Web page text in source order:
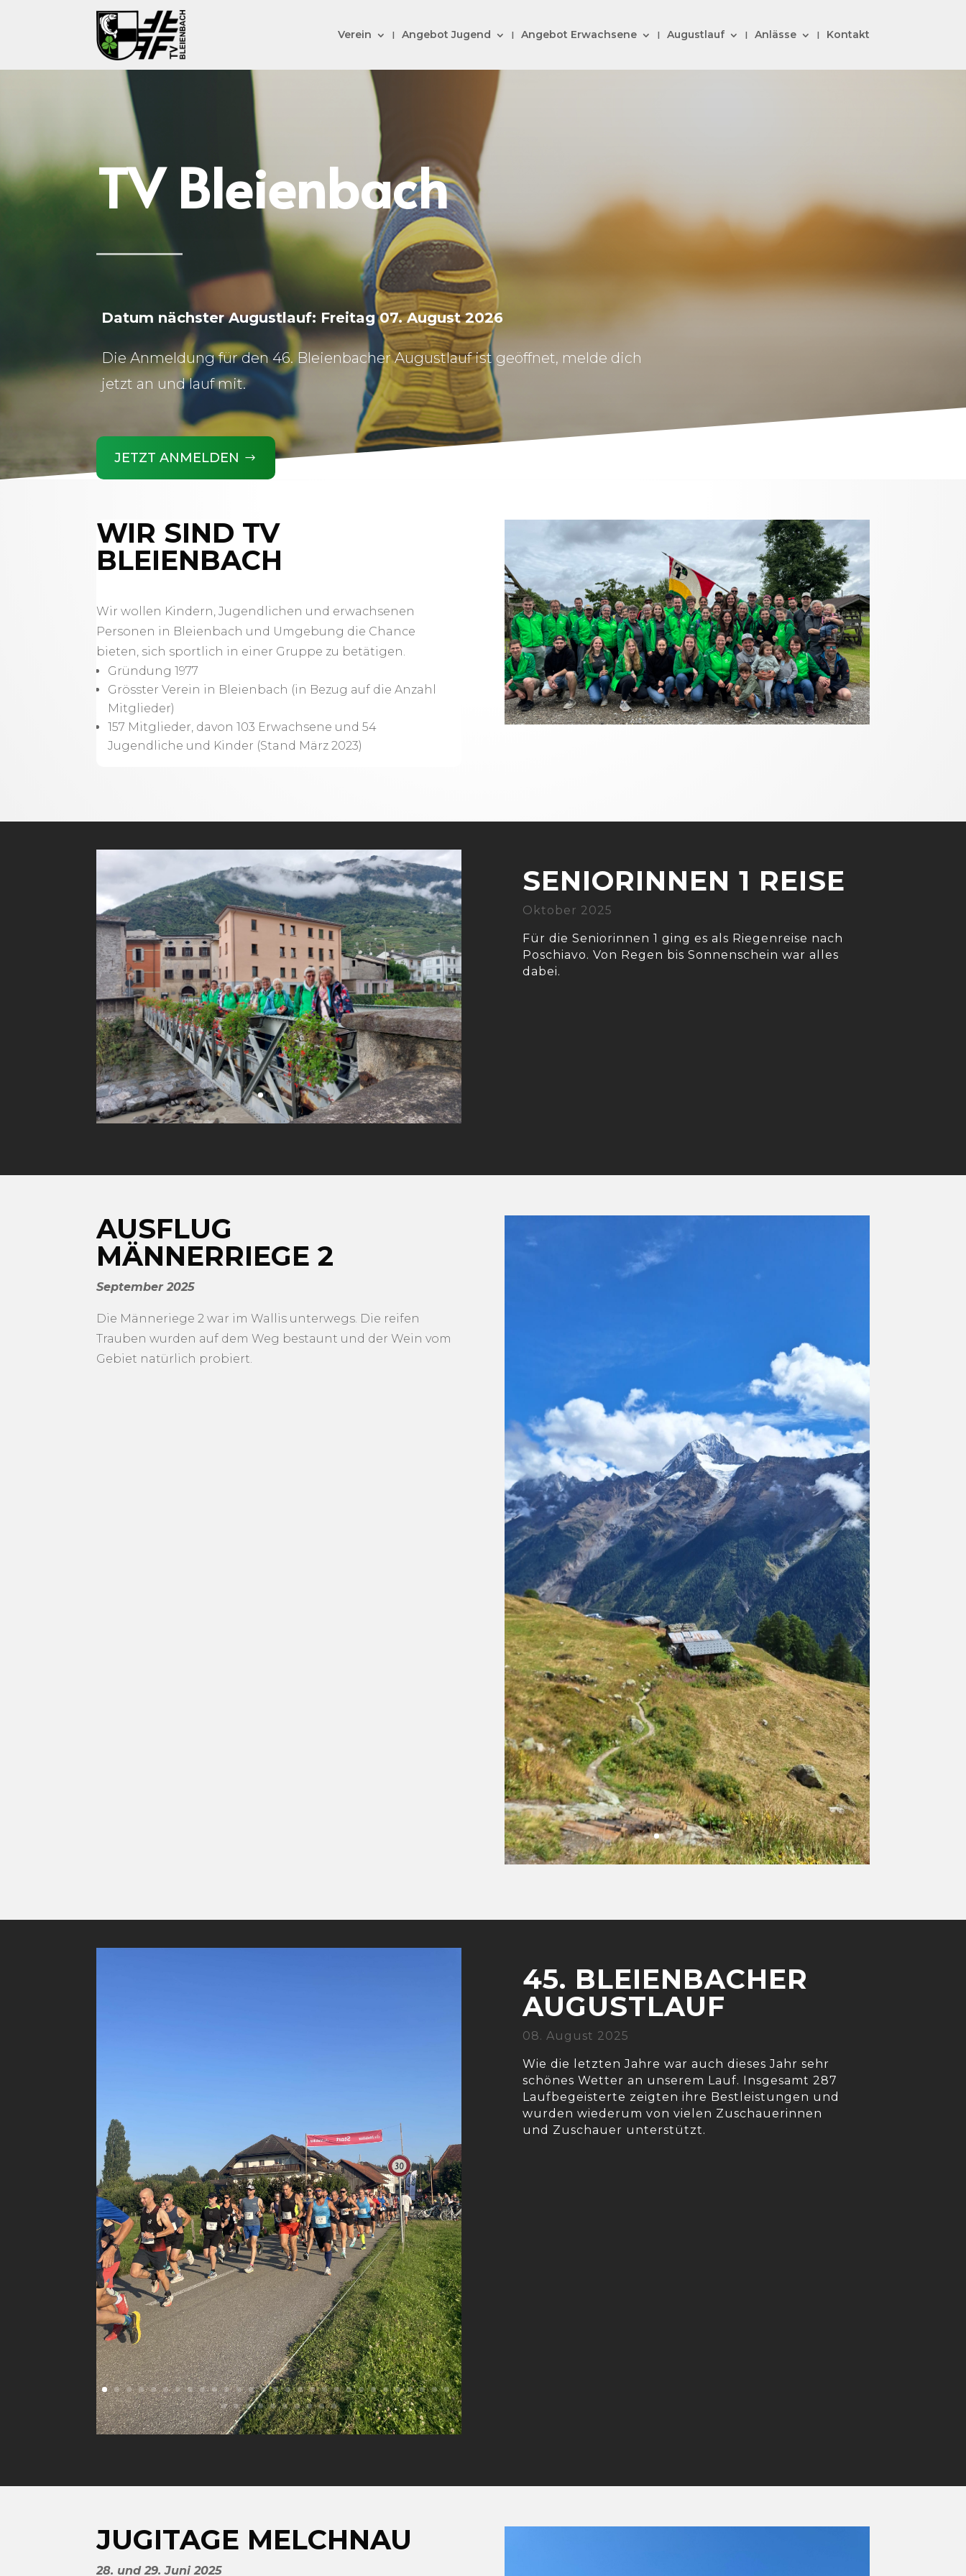
Verein Angebot Jugend Angebot Erwachsene Augustlauf Anlässe Kontakt
TV Bleienbach
Datum nächster Augustlauf: Freitag 07. August 2026
Die Anmeldung für den 46. Bleienbacher Augustlauf ist geöffnet, melde dich
jetzt an und lauf mit.
JETZT ANMELDEN
WIR SIND TV
BLEIENBACH
Wir wollen Kindern, Jugendlichen und erwachsenen
Personen in Bleienbach und Umgebung die Chance
bieten, sich sportlich in einer Gruppe zu betätigen.
Gründung 1977
Grösster Verein in Bleienbach (in Bezug auf die Anzahl
Mitglieder)
157 Mitglieder, davon 103 Erwachsene und 54
Jugendliche und Kinder (Stand März 2023)
SENIORINNEN 1 REISE
Oktober 2025
Für die Seniorinnen 1 ging es als Riegenreise nach
Poschiavo. Von Regen bis Sonnenschein war alles
dabei.
AUSFLUG
MÄNNERRIEGE 2
September 2025
Die Männeriege 2 war im Wallis unterwegs. Die reifen
Trauben wurden auf dem Weg bestaunt und der Wein vom
Gebiet natürlich probiert.
45. BLEIENBACHER
AUGUSTLAUF
08. August 2025
Wie die letzten Jahre war auch dieses Jahr sehr
schönes Wetter an unserem Lauf. Insgesamt 287
Laufbegeisterte zeigten ihre Bestleistungen und
wurden wiederum von vielen Zuschauerinnen
und Zuschauer unterstützt.
JUGITAGE MELCHNAU
28. und 29. Juni 2025